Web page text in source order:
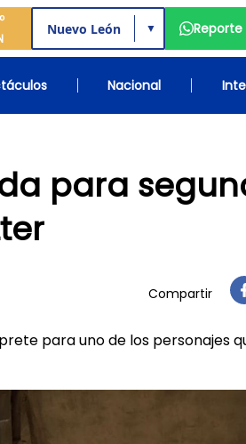
▼
Nacional
para
Compartir
para uno de los personajes